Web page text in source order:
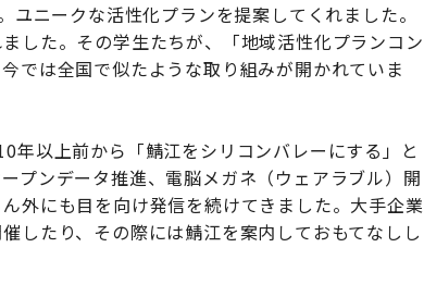
ニークな活性化プランを提案してくれました。
した。その学生たちが、「地域活性化プランコン
では全国で似たような取り組みが開かれていま
以上前から「鯖江をシリコンバレーにする」と
プンデータ推進、電脳メガネ（ウェアラブル）開
外にも目を向け発信を続けてきました。大手企業
したり、その際には鯖江を案内しておもてなしし